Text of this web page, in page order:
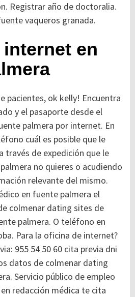
Registrar año de doctoralia.
vaqueros granada.
en
pacientes, ok kelly! Encuentra
y el pasaporte desde el
palmera por internet. En
cuál es posible que le
través de expedición que le
no quieres o acudiendo
relevante del mismo.
en fuente palmera el
colmenar dating sites de
palmera. O teléfono en
Para la oficina de internet?
955 54 50 60 cita previa dni
datos de colmenar dating
Servicio público de empleo
redacción médica te cita